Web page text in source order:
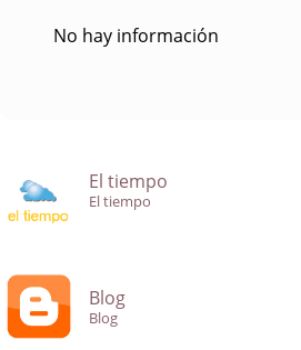
No hay información
El tiempo
El tiempo
Blog
Blog